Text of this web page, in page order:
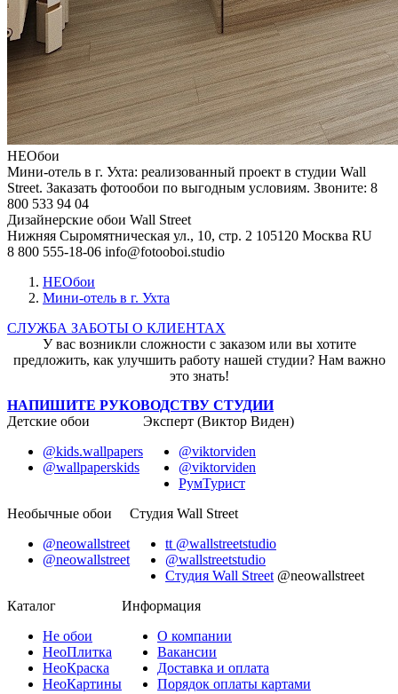
НЕОбои
Мини-отель в г. Ухта: реализованный проект в студии Wall
Street. Заказать фотообои по выгодным условиям. Звоните: 8
800 533 94 04
Дизайнерские обои Wall Street
Нижняя Сыромятническая ул., 10, стр. 2 105120 Москва RU
8 800 555-18-06 info@fotooboi.studio
НЕОбои
Мини-отель в г. Ухта
СЛУЖБА ЗАБОТЫ О КЛИЕНТАХ
У вас возникли сложности с заказом или вы хотите
предложить, как улучшить работу нашей студии? Нам важно
это знать!
НАПИШИТЕ РУКОВОДСТВУ СТУДИИ
Детские обои
@kids.wallpapers
@wallpaperskids
Эксперт (Виктор Виден)
@viktorviden
@viktorviden
РумТурист
Необычные обои
@neowallstreet
@neowallstreet
Студия Wall Street
tt @wallstreetstudio
@wallstreetstudio
Студия Wall Street @neowallstreet
Каталог
Не обои
НеоПлитка
НеоКраска
НеоКартины
Информация
О компании
Вакансии
Доставка и оплата
Порядок оплаты картами